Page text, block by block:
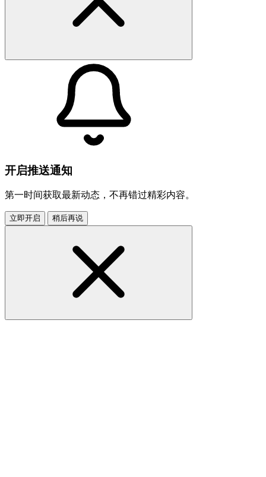
开启推送通知
第一时间获取最新动态，不再错过精彩内容。
立即开启 稍后再说